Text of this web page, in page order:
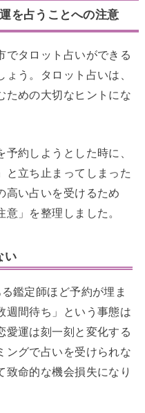
を占うことへの注意
でタロット占いができる
う。タロット占いは、
ための大切なヒントにな
約しようとした時に、
と立ち止まってしまった
高い占いを受けるため
」を整理しました。
い
鑑定師ほど予約が埋ま
週間待ち」という事態は
愛運は刻一刻と変化する
ングで占いを受けられな
致命的な機会損失になり